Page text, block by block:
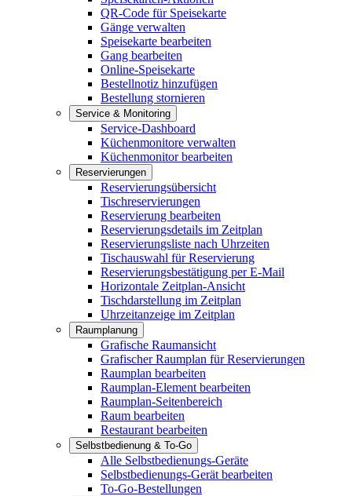
QR-Code für Speisekarte
Gänge verwalten
Speisekarte bearbeiten
Gang bearbeiten
Online-Speisekarte
Bestellnotiz hinzufügen
Bestellung stornieren
Service & Monitoring
Service-Dashboard
Küchenmonitore verwalten
Küchenmonitor bearbeiten
Reservierungen
Reservierungsübersicht
Tischreservierungen
Reservierung bearbeiten
Reservierungsdetails im Zeitplan
Reservierungsliste nach Uhrzeiten
Tischauswahl für Reservierung
Reservierungsbestätigung per E-Mail
Horizontale Zeitplan-Ansicht
Tischdarstellung im Zeitplan
Uhrzeitanzeige im Zeitplan
Raumplanung
Grafische Raumansicht
Grafischer Raumplan für Reservierungen
Raumplan bearbeiten
Raumplan-Element bearbeiten
Raumplan-Seitenbereich
Raum bearbeiten
Restaurant bearbeiten
Selbstbedienung & To-Go
Alle Selbstbedienungs-Geräte
Selbstbedienungs-Gerät bearbeiten
To-Go-Bestellungen